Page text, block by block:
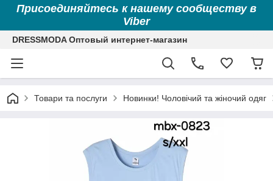
Присоединяйтесь к нашему сообществу в
Viber
DRESSMODA Оптовый интернет-магазин
Товари та послуги Новинки! Чоловічий та жіночий одяг